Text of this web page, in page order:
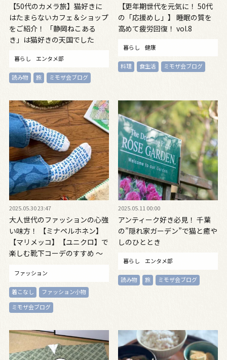
【50代のカメラ旅】猫好きに
はたまらないカフェ＆ショップ
をご紹介！ 「静岡ねこある
き」は猫好きの天国でした
暮らし エンタメ部
読み物 旅 ミモザ会ブログ
【更年期世代を元気に！ 50代
の「応援めし」】 睡眠の質を
高めて疲労回復！ vol.8
暮らし 健康
料理 食生活 ミモザ会ブログ
2025.05.30 23:47
大人世代のファッションの心強
い味方！ 【ミナペルホネン】
【マリメッコ】【ユニクロ】で
楽しむ靴下コーデのすすめ ～
ファッション
着こなし
ファッション小物
ミモザ会ブログ
2025.05.11 00:00
アンティーク好き必見！ 千葉
の”隠れ家ガーデン”で猫と癒や
しのひととき
暮らし エンタメ部
読み物 旅 ミモザ会ブログ